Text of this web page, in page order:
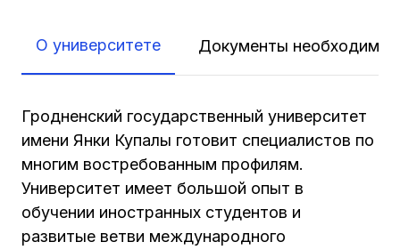
О университете Документы
Гродненский государственный университет
имени Янки Купалы готовит специалистов по
многим востребованным профилям.
Университет имеет большой опыт в
обучении иностранных студентов и
развитые ветви международного